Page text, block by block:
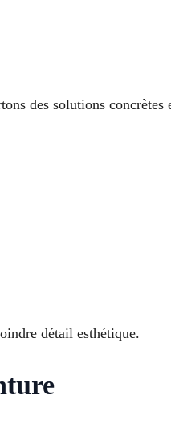
des solutions concrètes
détail esthétique.